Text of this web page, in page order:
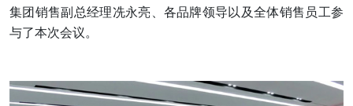
集团销售副总经理冼永亮、各品牌领导以及全体销售员工参
与了本次会议。